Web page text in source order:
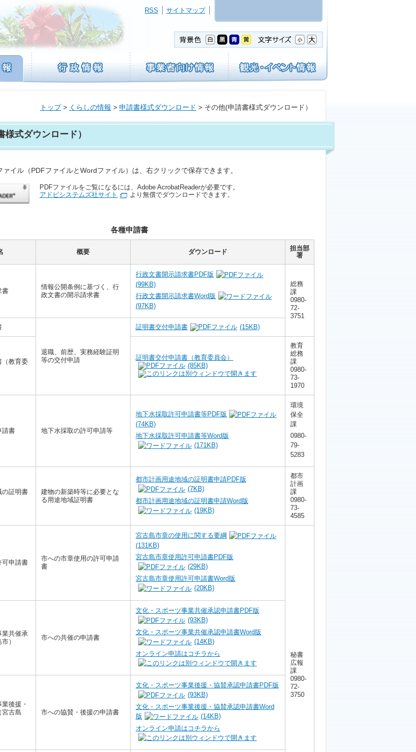
サイトマップ
RSS
トップ> くらしの情報 > 申請書様式ダウンロード > その他(申請書様式ダウンロード）
様式ダウンロード）
イル（PDFファイルとWordファイル）は、右クリックで保存できます。
PDFファイルをご覧になるには、Adobe AcrobatReaderが必要です。
アドビシステムズ社サイト
より無償でダウンロードできます。
各種申請書
概要 ダウンロード
担当部
署
書
情報公開条例に基づく、行
政文書の開示請求書
行政文書開示請求書PDF版
(99KB)
行政文書開示請求書Word版
(97KB)
総務
課
0980-
72-
3751
退職、前歴、実務経験証明
等の交付申請
証明書交付申請書 (15KB)
（教育委
証明書交付申請書（教育委員会）
(85KB)
教育
総務
課
0980-
73-
1970
請書 地下水採取の許可申請等
地下水採取許可申請書等PDF版
(74KB)
地下水採取許可申請書等Word版
(171KB)
環境
保全
課
0980-
79-
5283
の証明書
建物の新築時等に必要とな
る用途地域証明書
都市計画用途地域の証明書申請PDF版
(7KB)
都市計画用途地域の証明書申請Word版
(19KB)
都市
計画
課
0980-
73-
4585
可申請書
市への市章使用の許可申請
書
宮古島市章の使用に関する要綱
(131KB)
宮古島市章使用許可申請書PDF版
(29KB)
宮古島市章使用許可申請書Word版
(20KB)
秘書
広報
課
0980-
72-
3750
業共催承
）
市への共催の申請書
文化・スポーツ事業共催承認申請書PDF版
(93KB)
文化・スポーツ事業共催承認申請書Word版
(14KB)
オンライン申請はコチラから
後援・
宮古島
市への協賛・後援の申請書
文化・スポーツ事業後援・協賛承認申請書PDF版
(93KB)
文化・スポーツ事業後援・協賛承認申請書Word
版
(14KB)
オンライン申請はコチラから